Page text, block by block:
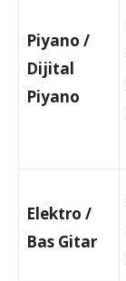
Piyano /
Dijital
Piyano
Elektro /
Bas Gitar